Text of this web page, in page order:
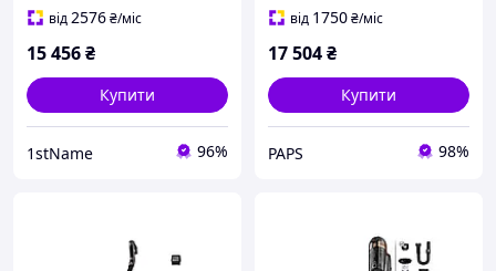
від2576₴/міс
15 456₴
Купити
1stName 96%
від 1750₴/міс
17 504₴
Купити
PAPS 98%